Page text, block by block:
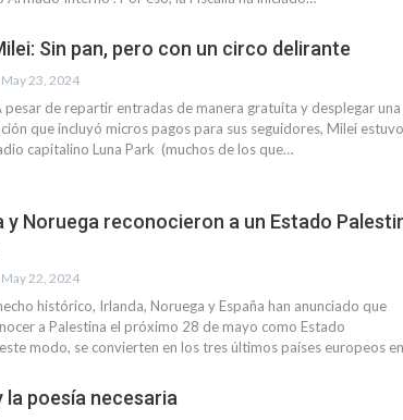
Sin pan, pero con un circo delirante
May 23, 2024
pesar de repartir entradas de manera gratuita y desplegar una
que incluyó micros pagos para sus seguidores, Milei estuvo
capitalino Luna Park (muchos de los que…
y Noruega reconocieron a un Estado
May 22, 2024
histórico, Irlanda, Noruega y España han anunciado que
a Palestina el próximo 28 de mayo como Estado
modo, se convierten en los tres últimos países europeos
la poesía necesaria